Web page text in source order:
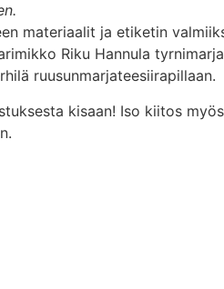
materiaalit ja etiketin
Riku Hannula
ruusunmarjateesiirapillaan.
kisaan! Iso kiitos myös